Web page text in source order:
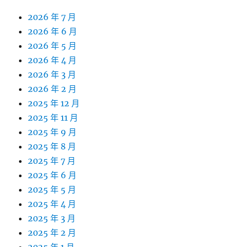
2026 年 7 月
2026 年 6 月
2026 年 5 月
2026 年 4 月
2026 年 3 月
2026 年 2 月
2025 年 12 月
2025 年 11 月
2025 年 9 月
2025 年 8 月
2025 年 7 月
2025 年 6 月
2025 年 5 月
2025 年 4 月
2025 年 3 月
2025 年 2 月